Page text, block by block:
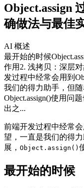
Object.assign
确做法与最佳
AI 概述
最开始的时候
作用2. 浅拷贝：深层
发过程中经常会用到
我们的得力助手，但随
Object.assign()使用问
出之...
前端开发过程中经常会
望，一直是我们的得
展， Object.assign()
最开始的时候